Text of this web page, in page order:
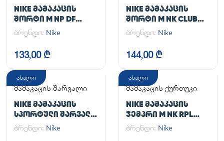
NIKE ᲛᲐᲛᲐᲙᲐᲪᲘᲡ
ᲨᲝᲠᲢᲘ M NP DF
LONG SHORT
ბრენდი: Nike
133,00 ₾
NIKE ᲛᲐᲛᲐᲙᲐᲪᲘᲡ
ᲨᲝᲠᲢᲘ M NK CLUB
FLOW SHORT
ბრენდი: Nike
144,00 ₾
ახალი
მამაკაცის შარვალი
NIKE ᲛᲐᲛᲐᲙᲐᲪᲘᲡ
ᲡᲞᲝᲠᲢᲣᲚᲘ ᲨᲐᲠᲕᲐᲚᲘ
M NK DF UNLIMITED
PANT TPR
ბრენდი: Nike
ახალი
მამაკაცის ქურთუკი
NIKE ᲛᲐᲛᲐᲙᲐᲪᲘᲡ
ᲯᲔᲛᲞᲠᲘ M NK RPL
UNLIMITED JKT
ბრენდი: Nike